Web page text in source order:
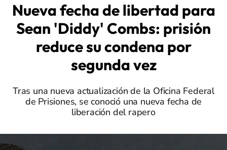
Nueva fecha de libertad para
Sean 'Diddy' Combs: prisión
reduce su condena por
segunda vez
Tras una nueva actualización de la Oficina Federal
de Prisiones, se conoció una nueva fecha de
liberación del rapero